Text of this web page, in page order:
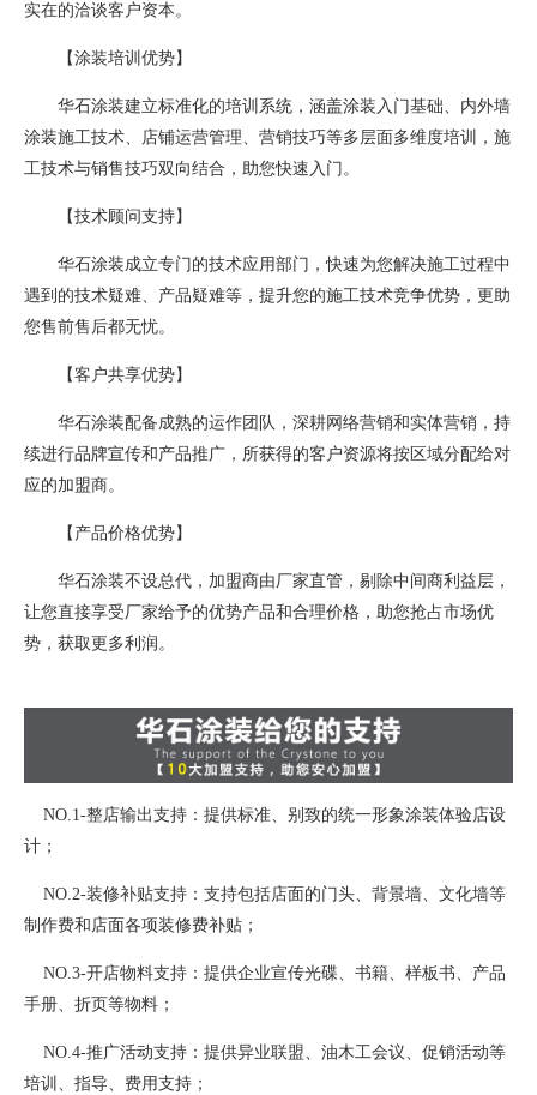
实在的洽谈客户资本。
【涂装培训优势】
华石涂装建立标准化的培训系统，涵盖涂装入门基础、内外墙
涂装施工技术、店铺运营管理、营销技巧等多层面多维度培训，施
工技术与销售技巧双向结合，助您快速入门。
【技术顾问支持】
华石涂装成立专门的技术应用部门，快速为您解决施工过程中
遇到的技术疑难、产品疑难等，提升您的施工技术竞争优势，更助
您售前售后都无忧。
【客户共享优势】
华石涂装配备成熟的运作团队，深耕网络营销和实体营销，持
续进行品牌宣传和产品推广，所获得的客户资源将按区域分配给对
应的加盟商。
【产品价格优势】
华石涂装不设总代，加盟商由厂家直管，剔除中间商利益层，
让您直接享受厂家给予的优势产品和合理价格，助您抢占市场优
势，获取更多利润。
NO.1-整店输出支持：提供标准、别致的统一形象涂装体验店设
计；
NO.2-装修补贴支持：支持包括店面的门头、背景墙、文化墙等
制作费和店面各项装修费补贴；
NO.3-开店物料支持：提供企业宣传光碟、书籍、样板书、产品
手册、折页等物料；
NO.4-推广活动支持：提供异业联盟、油木工会议、促销活动等
培训、指导、费用支持；